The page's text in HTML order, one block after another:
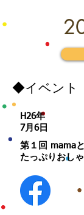
​◆イベント
H26年
​7月6日
第１回 mama
たっぷりおし